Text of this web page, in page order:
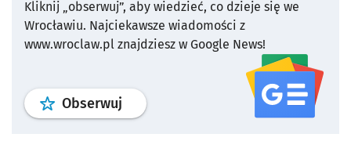
Kliknij „obserwuj”, aby wiedzieć, co dzieje się we
Wrocławiu. Najciekawsze wiadomości z
www.wroclaw.pl znajdziesz w Google News!
Obserwuj profil serwisu